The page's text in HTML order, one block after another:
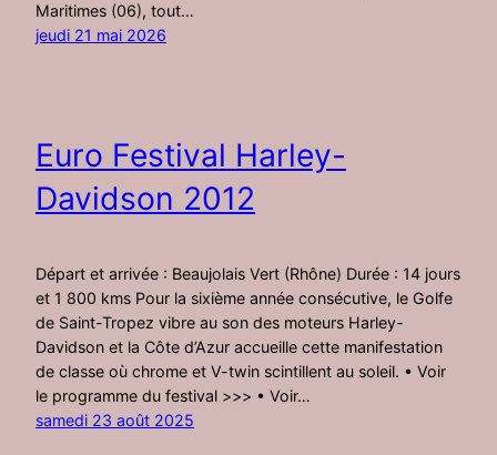
Maritimes (06), tout…
jeudi 21 mai 2026
Euro Festival Harley-
Davidson 2012
Départ et arrivée : Beaujolais Vert (Rhône) Durée : 14 jours
et 1 800 kms Pour la sixième année consécutive, le Golfe
de Saint-Tropez vibre au son des moteurs Harley-
Davidson et la Côte d’Azur accueille cette manifestation
de classe où chrome et V-twin scintillent au soleil. • Voir
le programme du festival >>> • Voir…
samedi 23 août 2025